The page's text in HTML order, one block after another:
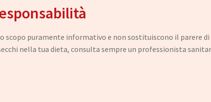
puramente informativo e non sostituiscono il parere di
nella tua dieta, consulta sempre un professionista